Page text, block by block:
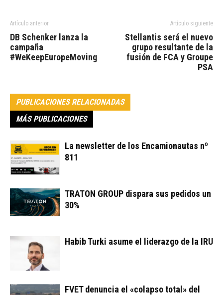
Artículo anterior
DB Schenker lanza la
campaña
#WeKeepEuropeMoving
Artículo siguiente
Stellantis será el nuevo
grupo resultante de la
fusión de FCA y Groupe
PSA
PUBLICACIONES RELACIONADAS
MÁS PUBLICACIONES
La newsletter de los Encamionautas nº
811
TRATON GROUP dispara sus pedidos un
30%
Habib Turki asume el liderazgo de la IRU
FVET denuncia el «colapso total» del